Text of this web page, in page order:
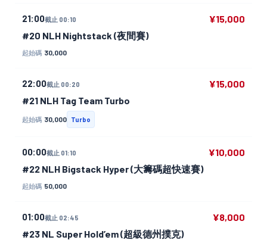
21:00截止 00:10
#20 NLH Nightstack (夜間賽)
起始碼 30,000
¥15,000
22:00截止 00:20
#21 NLH Tag Team Turbo
起始碼 30,000 Turbo
¥15,000
00:00截止 01:10
#22 NLH Bigstack Hyper (大籌碼超快速賽)
起始碼 50,000
¥10,000
01:00截止 02:45
#23 NL Super Hold’em (超級德州撲克)
¥8,000